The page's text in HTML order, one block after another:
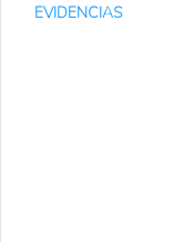
EVIDENCIAS